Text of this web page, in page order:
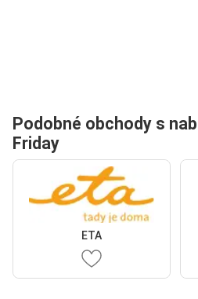
Podobné obchody s
Friday
ETA